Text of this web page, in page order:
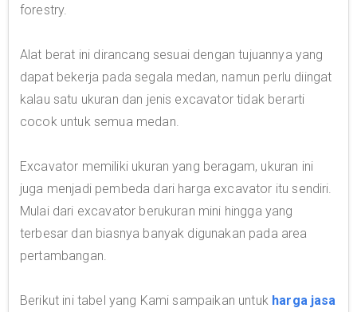
forestry.
Alat berat ini dirancang sesuai dengan tujuannya yang
dapat bekerja pada segala medan, namun perlu diingat
kalau satu ukuran dan jenis excavator tidak berarti
cocok untuk semua medan.
Excavator memiliki ukuran yang beragam, ukuran ini
juga menjadi pembeda dari harga excavator itu sendiri.
Mulai dari excavator berukuran mini hingga yang
terbesar dan biasnya banyak digunakan pada area
pertambangan.
Berikut ini tabel yang Kami sampaikan untuk harga jasa